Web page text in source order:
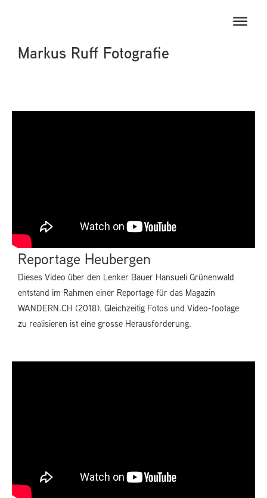
Markus Ruff Fotografie
Reportage Heubergen
Dieses Video über den Lenker Bauer Hansueli Grünenwald
entstand im Rahmen einer Reportage für das Magazin
WANDERN.CH (2018). Gleichzeitig Fotos und Video-footage
zu realisieren ist eine grosse Herausforderung.